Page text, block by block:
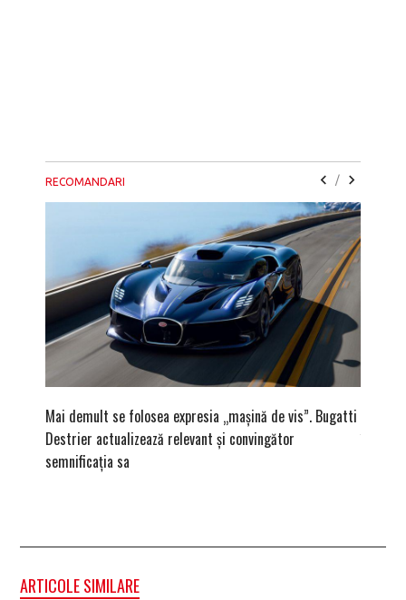
RECOMANDARI /
Mai demult se folosea expresia „mașină de vis”. Bugatti
Destrier actualizează relevant și convingător
semnificația sa
ARTICOLE SIMILARE